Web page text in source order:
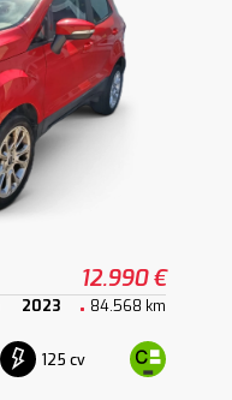
12.990 €
2023 84.568 km
125 cv